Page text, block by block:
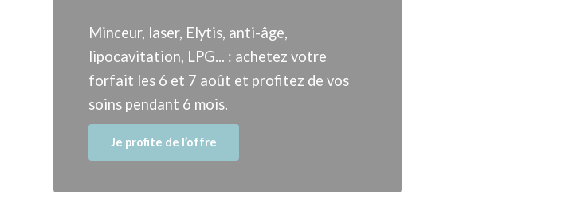
Minceur, laser, Elytis, anti-âge,
lipocavitation, LPG... : achetez votre
forfait les 6 et 7 août et profitez de vos
soins pendant 6 mois.
Je profite de l’offre